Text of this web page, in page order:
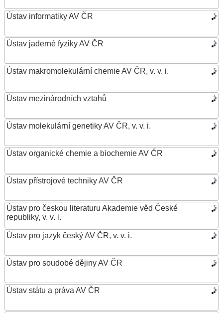
Ústav informatiky AV ČR
Ústav jaderné fyziky AV ČR
Ústav makromolekulární chemie AV ČR, v. v. i.
Ústav mezinárodních vztahů
Ústav molekulární genetiky AV ČR, v. v. i.
Ústav organické chemie a biochemie AV ČR
Ústav přístrojové techniky AV ČR
Ústav pro českou literaturu Akademie věd České
republiky, v. v. i.
Ústav pro jazyk český AV ČR, v. v. i.
Ústav pro soudobé dějiny AV ČR
Ústav státu a práva AV ČR